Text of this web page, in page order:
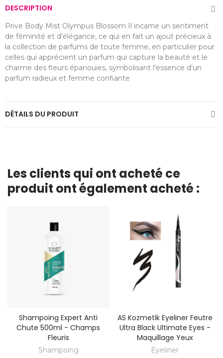
DESCRIPTION
Prive Body Mist Olympus Blossom Il incarne un sentiment
de féminité et d'élégance, ce qui en fait un ajout précieux à
la collection de parfums de toute femme, en particulier pour
celles qui apprécient un parfum qui capture la beauté et le
charme des fleurs épanouies, symbolisant l'essence d'un
parfum radieux et femme confiante
DÉTAILS DU PRODUIT
Les clients qui ont acheté ce
produit ont également acheté :
Shampoing Expert Anti
Chute 500ml - Champs
Fleuris
Shampoing
AS Kozmetik Eyeliner Feutre
Ultra Black Ultimate Eyes -
Maquillage Yeux
Eyeliner